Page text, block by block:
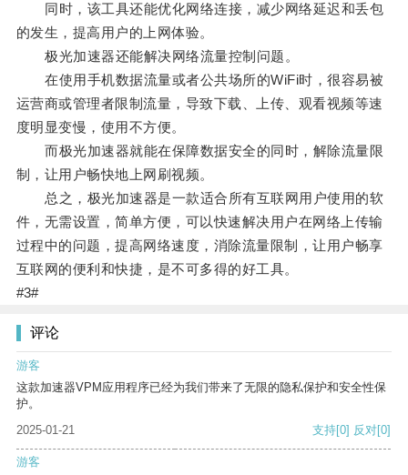
同时，该工具还能优化网络连接，减少网络延迟和丢包
的发生，提高用户的上网体验。
极光加速器还能解决网络流量控制问题。
在使用手机数据流量或者公共场所的WiFi时，很容易被
运营商或管理者限制流量，导致下载、上传、观看视频等速
度明显变慢，使用不方便。
而极光加速器就能在保障数据安全的同时，解除流量限
制，让用户畅快地上网刷视频。
总之，极光加速器是一款适合所有互联网用户使用的软
件，无需设置，简单方便，可以快速解决用户在网络上传输
过程中的问题，提高网络速度，消除流量限制，让用户畅享
互联网的便利和快捷，是不可多得的好工具。
#3#
评论
游客
这款加速器VPM应用程序已经为我们带来了无限的隐私保护和安全性保
护。
2025-01-21
支持[0] 反对[0]
游客